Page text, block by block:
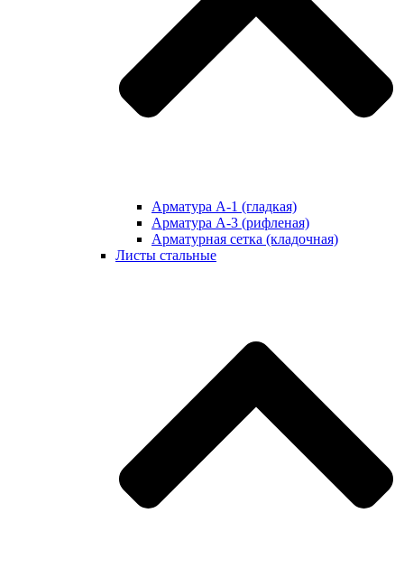
Арматура А-1 (гладкая)
Арматура А-3 (рифленая)
Арматурная сетка (кладочная)
Листы стальные